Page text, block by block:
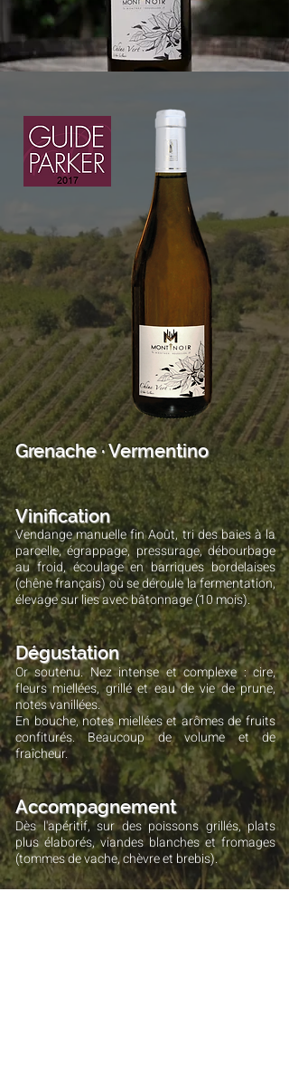
Grenache · Vermentino
Vinification
Vendange manuelle fin Août, tri des baies à la
parcelle, égrappage, pressurage, débourbage
au froid, écoulage en barriques bordelaises
(chêne français) où se déroule la fermentation,
élevage sur lies avec bâtonnage (10 mois).
Dégustation
Or soutenu. Nez intense et complexe : cire,
fleurs miellées, grillé et eau de vie de prune,
notes vanillées.
En bouche, notes miellées et arômes de fruits
confiturés. Beaucoup de volume et de
fraîcheur.
Accompagnement
Dès l'apéritif, sur des poissons grillés, plats
plus élaborés, viandes blanches et fromages
(tommes de vache, chèvre et brebis).